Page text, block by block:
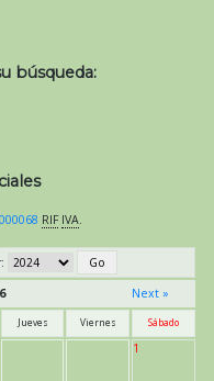
búsqueda:
RIF IVA.
Next »
Jueves Viernes Sábado
1